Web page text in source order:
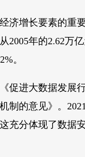
济增长要素的重
年的2.62万
。
促进大数据发展
制的意见》。
充分体现了数据